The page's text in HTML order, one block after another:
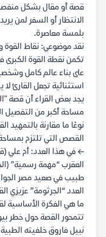
قصة أو مقال بشكل
الانتظار أو السفر لمن
بلمسة معاصرة.
نقد موضوعي: نقاط القوة
تكمن نقطة القوة الكبرى
على بناء عالم كامل
استثنائية تجعل القارئ لا
يجد بعض القراء أن قصة
مساحة أكبر من التفصيل
نوعًا ما مقارنة بالتمهيد
القصص التي تلتزم
← في هذا العدد: أم علي
العقرب “مهمة رسمية”
العدد “الجرثومة” عزيزي القارئ 1 عزيزي القارئ 2
ما هي الفكرة الأساسية
تتمحور القصة حول خطر
نبيل فاروق خلفيته